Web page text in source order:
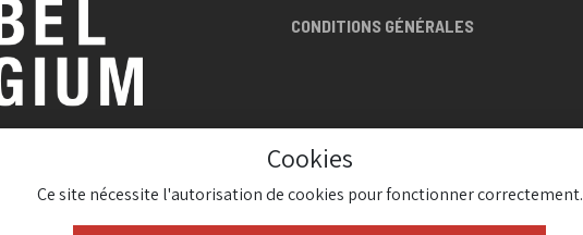
TOUT SUR LA SCÈNE
CONDITIONS GÉNÉRALES
Cookies
Ce site nécessite l'autorisation de cookies pour fonctionner correctement.